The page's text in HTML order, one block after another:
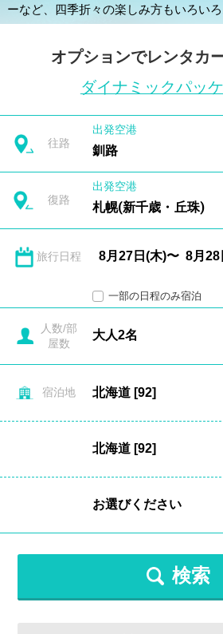
ーなど、四季折々の楽しみ方もいろいろ
オプションでレンタカ
ダイナミックパッ
往路
出発空港
釧路
復路
出発空港
札幌(新千歳・丘珠)
旅行日程
一部の日程のみ宿泊
人数/部
屋数
宿泊地
検索